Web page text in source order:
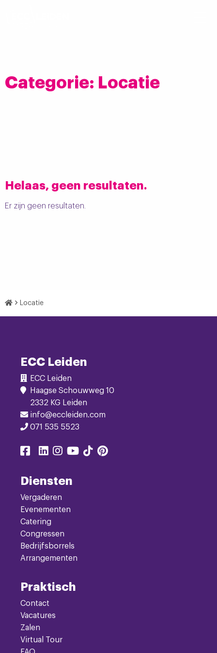
Categorie: Locatie
Helaas, geen resultaten.
Er zijn geen resultaten.
HomeLocatie
ECC Leiden
ECC Leiden
Haagse Schouwweg 10
2332 KG Leiden
info@eccleiden.com
071 535 5523
Delen
via
Delen
via
Delen
via
Delen
via
Delen
via
Delen
via
Delen
Diensten
Vergaderen
Evenementen
Catering
Congressen
Bedrijfsborrels
Arrangementen
Praktisch
Contact
Vacatures
Zalen
Virtual Tour